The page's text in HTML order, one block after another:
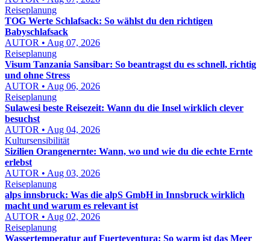
Reiseplanung
TOG Werte Schlafsack: So wählst du den richtigen
Babyschlafsack
AUTOR • Aug 07, 2026
Reiseplanung
Visum Tanzania Sansibar: So beantragst du es schnell, richtig
und ohne Stress
AUTOR • Aug 06, 2026
Reiseplanung
Sulawesi beste Reisezeit: Wann du die Insel wirklich clever
besuchst
AUTOR • Aug 04, 2026
Kultursensibilität
Sizilien Orangenernte: Wann, wo und wie du die echte Ernte
erlebst
AUTOR • Aug 03, 2026
Reiseplanung
alps innsbruck: Was die alpS GmbH in Innsbruck wirklich
macht und warum es relevant ist
AUTOR • Aug 02, 2026
Reiseplanung
Wassertemperatur auf Fuerteventura: So warm ist das Meer